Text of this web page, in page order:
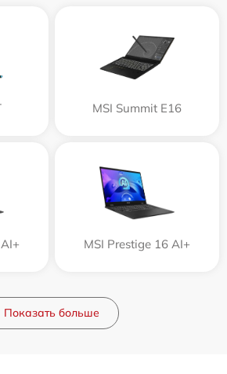
MSI Summit E16
MSI Prestige 16 AI+
Показать больше